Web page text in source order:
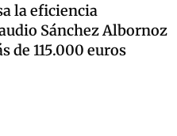
la eficiencia
Sánchez Albornoz
de 115.000 euros